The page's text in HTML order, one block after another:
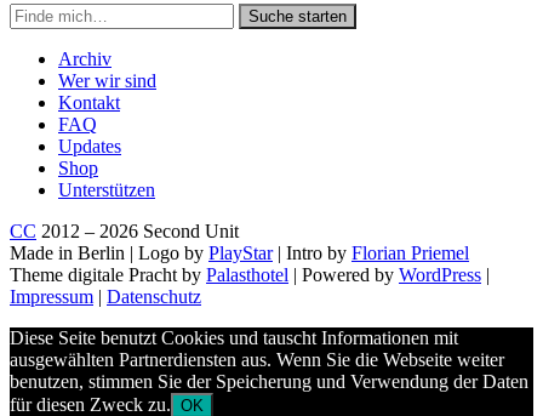
Suche
in
https://secondunit-
podcast.de/
Suche starten
Archiv
Wer wir sind
Kontakt
FAQ
Updates
Shop
Unterstützen
CC 2012 – 2026 Second Unit
Made in Berlin | Logo by PlayStar| Intro by Florian Priemel
Theme digitale Pracht by Palasthotel | Powered by WordPress |
Impressum | Datenschutz
Diese Seite benutzt Cookies und tauscht Informationen mit
ausgewählten Partnerdiensten aus. Wenn Sie die Webseite weiter
benutzen, stimmen Sie der Speicherung und Verwendung der Daten
für diesen Zweck zu. OK